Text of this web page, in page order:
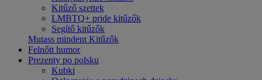
Kitűző szettek
LMBTQ+ pride kitűzők
Segítő kitűzők
Mutass mindent Kitűzők
Felnőtt humor
Prezenty po polsku
Kubki